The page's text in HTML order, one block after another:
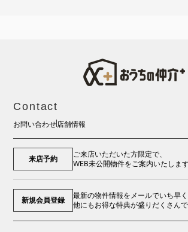
Contact
お問い合わせ店舗情報
来店予約
ご来店いただいた方限定で、
WEB未公開物件をご案内いたします
新規会員登録
最新の物件情報をメールでいち早く
他にもお得な特典が盛りだくさんで